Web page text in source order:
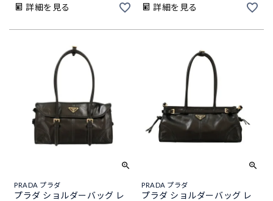
詳細を見る 詳細を見る
PRADA プラダ
プラダ ショルダーバッグ レ
PRADA プラダ
プラダ ショルダーバッグ レ